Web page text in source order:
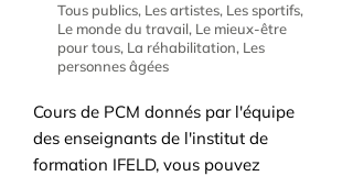
Tous publics, Les artistes, Les sportifs,
Le monde du travail, Le mieux-être
pour tous, La réhabilitation, Les
personnes âgées
Cours de PCM donnés par l'équipe
des enseignants de l'institut de
formation IFELD, vous pouvez